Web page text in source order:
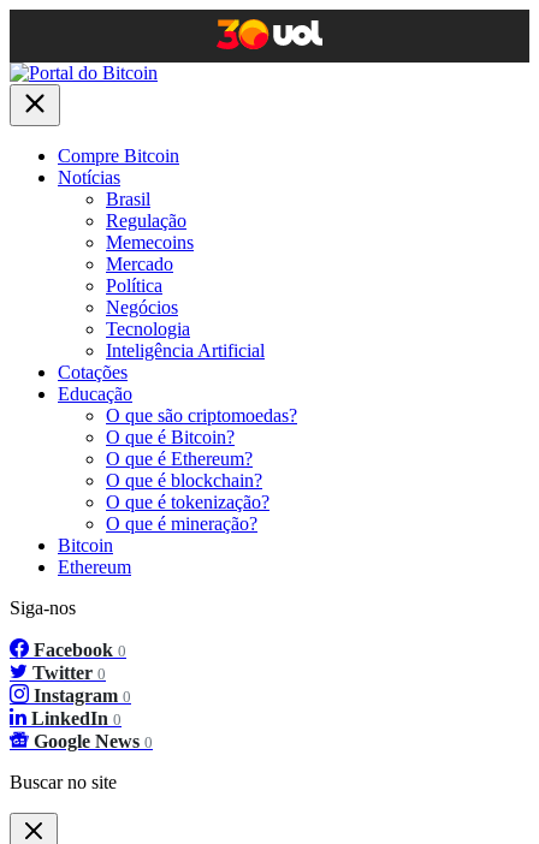
Compre Bitcoin
Notícias
Brasil
Regulação
Memecoins
Mercado
Política
Negócios
Tecnologia
Inteligência Artificial
Cotações
Educação
O que são criptomoedas?
O que é Bitcoin?
O que é Ethereum?
O que é blockchain?
O que é tokenização?
O que é mineração?
Bitcoin
Ethereum
Siga-nos
Facebook 0
Twitter 0
Instagram 0
LinkedIn 0
Google News 0
Buscar no site